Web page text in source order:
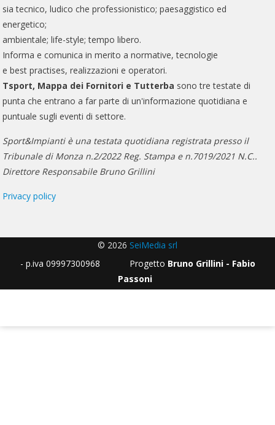
sia tecnico, ludico che professionistico; paesaggistico ed
energetico;
ambientale; life-style; tempo libero.
Informa e comunica in merito a normative, tecnologie
e best practises, realizzazioni e operatori.
Tsport, Mappa dei Fornitori e Tutterba sono tre testate di
punta che entrano a far parte di un'informazione quotidiana e
puntuale sugli eventi di settore.
Sport&Impianti è una testata quotidiana registrata presso il
Tribunale di Monza n.2/2022 Reg. Stampa e n.7019/2021 N.C..
Direttore Responsabile Bruno Grillini
Privacy policy
© 2026 SeiMedia srl
- p.iva 09997300968 Progetto Bruno Grillini - Fabio
Passoni